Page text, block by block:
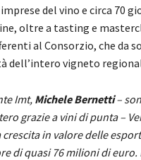
del vino e circa 70
oltre a tasting e
al Consorzio, che da
dell’intero vigneto
Imt, Michele Bernetti–
grazie a vini di punta –
in valore delle
di quasi 76 milioni di